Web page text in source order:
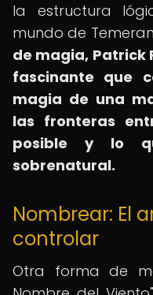
la estructura
mundo de
de magia, Patrick
fascinante que
magia de una
las fronteras
posible y lo
sobrenatural.
Nombrear: El
controlar
Otra forma de